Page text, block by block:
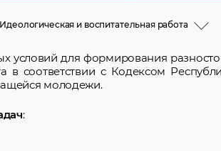
Идеологическая и воспитательная работа
Профессорско-преподавательский состав
Учебная работа
Клиническая ординатура
Послевузовское образование
Идеологическая и воспитательная работа
условий для формирования
в соответствии с Кодексом
молодежи.
: